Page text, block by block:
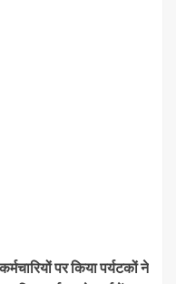
पर किया पर्यटकों ने